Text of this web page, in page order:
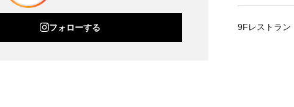
9Fレストラン
フォローする